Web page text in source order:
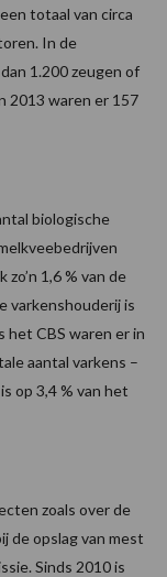
totaal van circa
In de
1.200 zeugen of
2013 waren er 157
biologische
1,6 % van de
varkenshouderij is
het CBS waren er in
aantal varkens –
op 3,4 % van het
zoals over de
de opslag van mest
Sinds 2010 is